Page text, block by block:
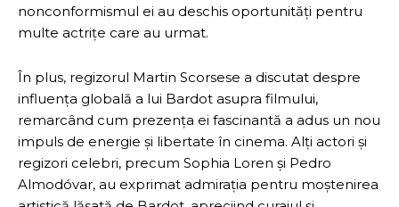
nonconformismul ei au deschis oportunități pentru
multe actrițe care au urmat.
În plus, regizorul Martin Scorsese a discutat despre
influența globală a lui Bardot asupra filmului,
remarcând cum prezența ei fascinantă a adus un nou
impuls de energie și libertate în cinema. Alți actori și
regizori celebri, precum Sophia Loren și Pedro
Almodóvar, au exprimat admirația pentru moștenirea